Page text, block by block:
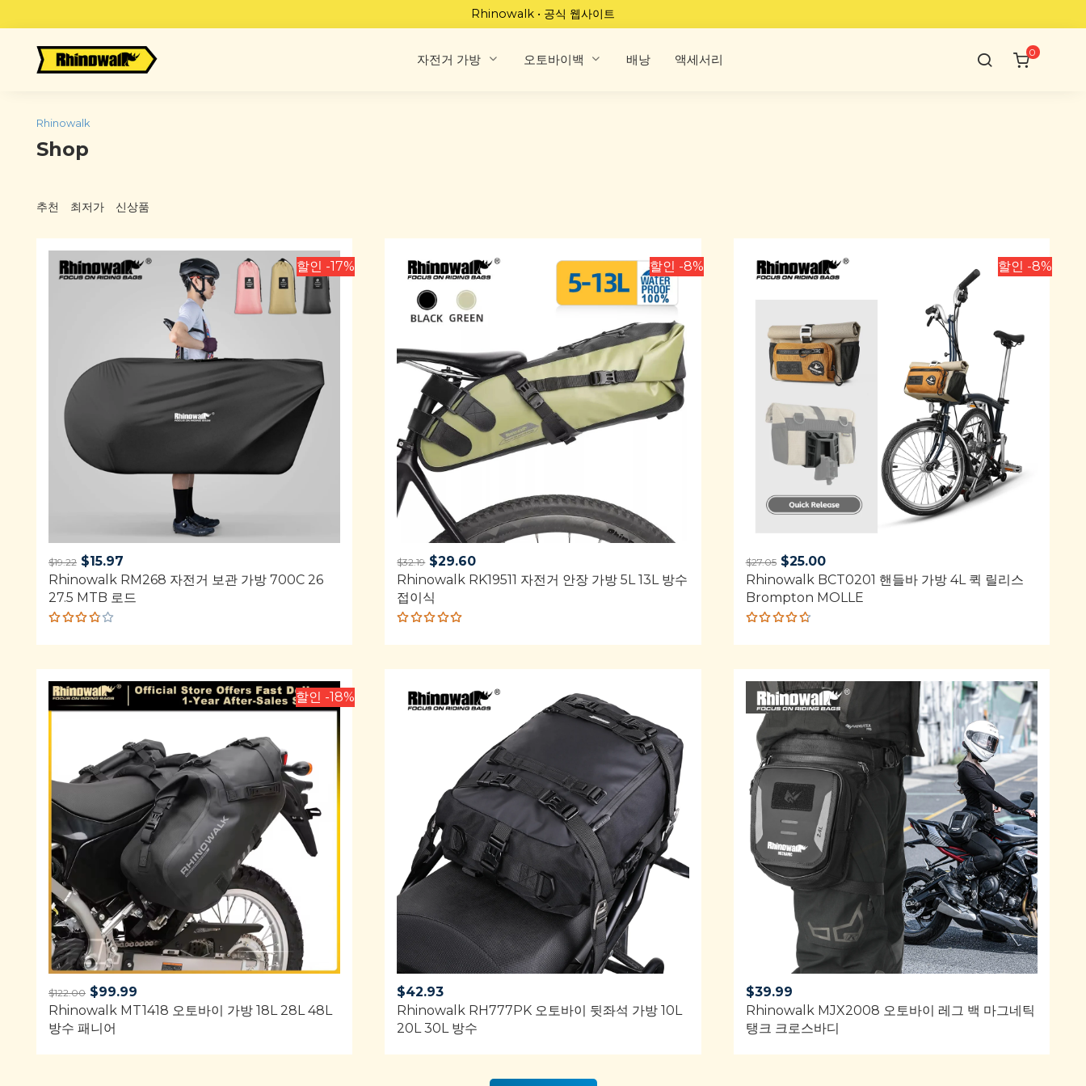
to
content
Rhinowalk • 공식 웹사이트
자전거 가방 오토바이백 배낭 액세서리 0
Rhinowalk
Shop
추천 최저가 신상품
할인 -17%
$19.22 Original
price
was:
$19.22.
$15.97
price
is:
Rhinowalk RM268 자전거 보관 가방 700C 26
27.5 MTB 로드
Rated
out of
5
할인 -8%
$32.19 Original
price
was:
$32.19.
$29.60Current
price
Rhinowalk RK19511 자전거 안장 가방 5L 13L 방수
접이식
Rated
of 5
할인 -8%
$27.05 Original
price
was:
$27.05.
$25.00Current
price
is:
Rhinowalk BCT0201 핸들바 가방 4L 퀵 릴리스
Brompton MOLLE
Rated
out of 5
할인 -18%
$122.00 Original
price
was:
$99.99
price
Rhinowalk MT1418 오토바이 가방 18L 28L 48L
방수 패니어
$42.93
Rhinowalk RH777PK 오토바이 뒷좌석 가방 10L
20L 30L 방수
$39.99
Rhinowalk MJX2008 오토바이 레그 백 마그네틱
탱크 크로스바디